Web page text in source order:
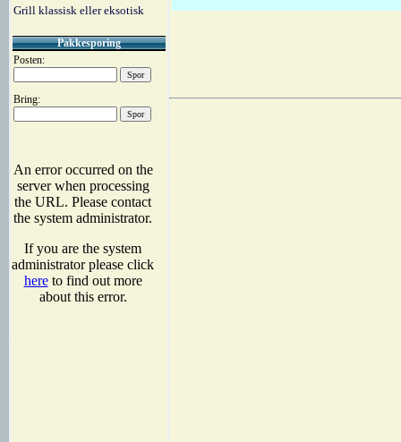
Grill klassisk eller eksotisk
Pakkesporing
Posten:
Bring: